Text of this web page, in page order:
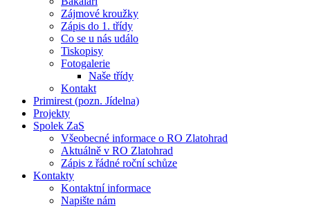
Zájmové kroužky
Zápis do 1. třídy
Co se u nás událo
Tiskopisy
Fotogalerie
Naše třídy
Kontakt
Primirest (pozn. Jídelna)
Projekty
Spolek ZaS
Všeobecné informace o RO Zlatohrad
Aktuálně v RO Zlatohrad
Zápis z řádné roční schůze
Kontakty
Kontaktní informace
Napište nám